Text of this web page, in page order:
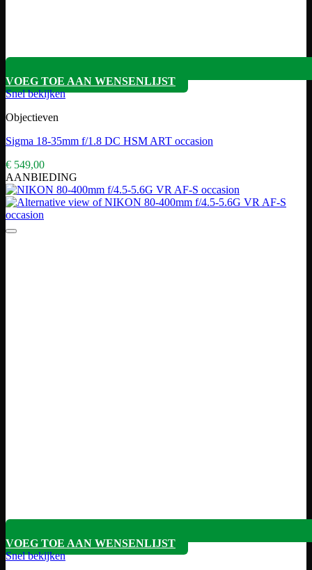
VOEG TOE AAN WENSENLIJST
Snel bekijken
Objectieven
Sigma 18-35mm f/1.8 DC HSM ART occasion
€ 549,00
AANBIEDING
VOEG TOE AAN WENSENLIJST
Snel bekijken